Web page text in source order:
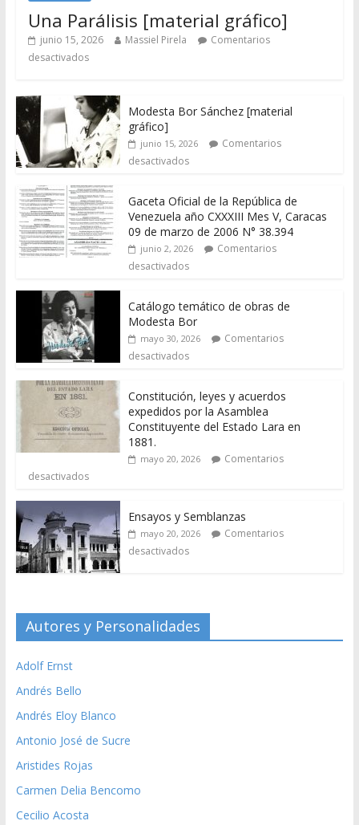
Una Parálisis [material gráfico]
junio 15, 2026 Massiel Pirela
Comentarios
desactivados
Modesta Bor Sánchez [material
gráfico]
junio 15, 2026
Comentarios
desactivados
Gaceta Oficial de la República de
Venezuela año CXXXIII Mes V, Caracas
09 de marzo de 2006 N° 38.394
junio 2, 2026
Comentarios
desactivados
Catálogo temático de obras de
Modesta Bor
mayo 30, 2026
Comentarios
desactivados
Constitución, leyes y acuerdos
expedidos por la Asamblea
Constituyente del Estado Lara en
1881.
mayo 20, 2026
Comentarios
desactivados
Ensayos y Semblanzas
mayo 20, 2026
Comentarios
desactivados
Autores y Personalidades
Adolf Ernst
Andrés Bello
Andrés Eloy Blanco
Antonio José de Sucre
Aristides Rojas
Carmen Delia Bencomo
Cecilio Acosta